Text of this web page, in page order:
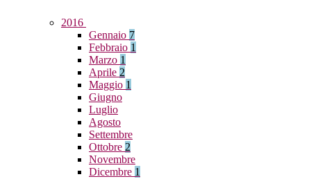
2016
Gennaio 7
Febbraio 1
Marzo 1
Aprile 2
Maggio 1
Giugno
Luglio
Agosto
Settembre
Ottobre 2
Novembre
Dicembre 1